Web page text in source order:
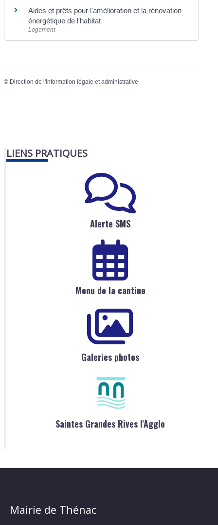
Aides et prêts pour l'amélioration et la rénovation
énergétique de l'habitat
Logement
© Direction de l'information légale et administrative
LIENS PRATIQUES
Alerte SMS
Menu de la cantine
Galeries photos
Saintes Grandes Rives l'Agglo
Mairie de Thénac